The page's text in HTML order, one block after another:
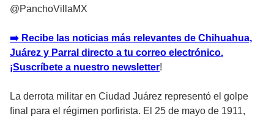
@PanchoVillaMX
➡️ Recibe las noticias más relevantes de Chihuahua,
Juárez y Parral directo a tu correo electrónico.
¡Suscríbete a nuestro newsletter!
La derrota militar en Ciudad Juárez representó el golpe
final para el régimen porfirista. El 25 de mayo de 1911,